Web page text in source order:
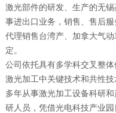
激光部件的研发、生产的无
事进出口业务，销售、售后
代理销售台湾产、加拿大气
定。
公司依托具有多学科交叉整
激光加工中关键技术和共性
多年从事激光加工设备科研
研人员，凭借光电科技产业